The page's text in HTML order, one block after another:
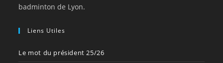
badminton de Lyon.
Liens Utiles
Le mot du président 25/26